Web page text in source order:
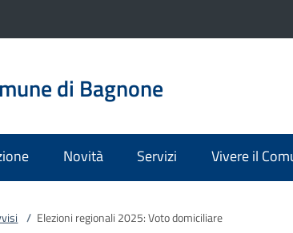
di Bagnone
Novità Servizi Vivere il
/ Elezioni regionali 2025: Voto domiciliare